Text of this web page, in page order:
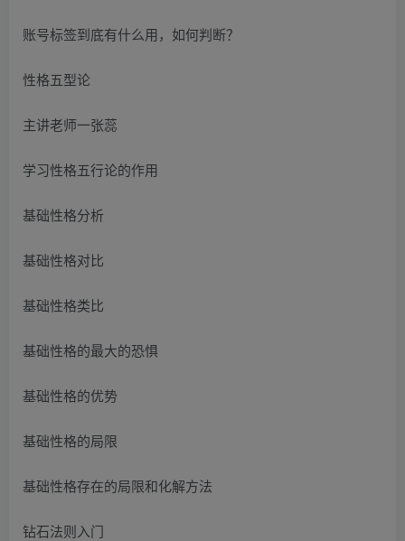
账号标签到底有什么用，如何判断？
性格五型论
主讲老师一张蕊
学习性格五行论的作用
基础性格分析
基础性格对比
基础性格类比
基础性格的最大的恐惧
基础性格的优势
基础性格的局限
基础性格存在的局限和化解方法
钻石法则入门